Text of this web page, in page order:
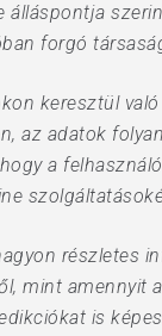
álláspontja
forgó
keresztül
az adatok
a
részletes
mint amennyit
is